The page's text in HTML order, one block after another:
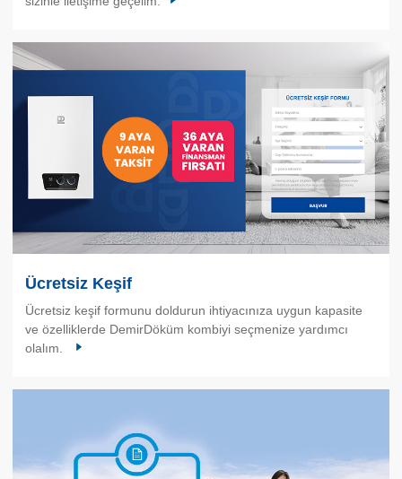
Ücretsiz Keşif
Ücretsiz keşif formunu doldurun ihtiyacınıza uygun kapasite
ve özelliklerde DemirDöküm kombiyi seçmenize yardımcı
olalım.